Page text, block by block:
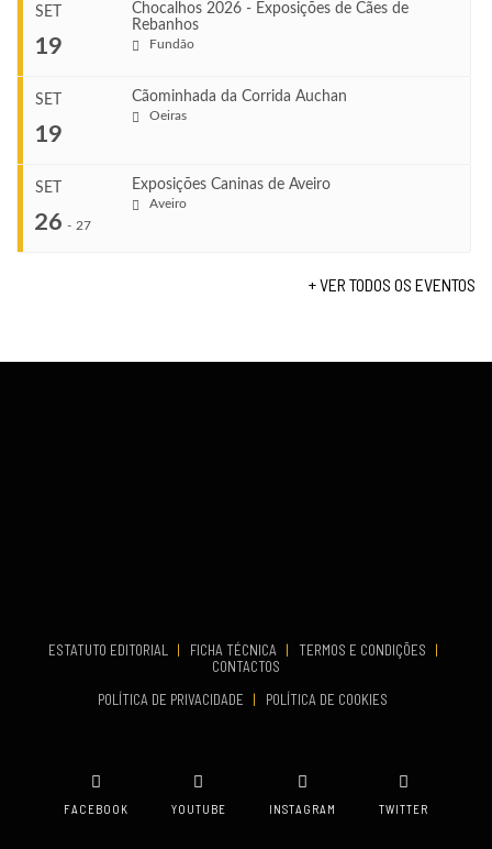
Ago 22, 2026
Ago 23, 2026
VENUE
Set 11, 2026
Set 12, 2026
VENUE
SET
19
Chocalhos 2026 - Exposições de Cães de
Rebanhos
Fundão
Set 19, 2026
SET
19
Cãominhada da Corrida Auchan
Oeiras
SET
26 - 27
Exposições Caninas de Aveiro
Aveiro
+ VER TODOS OS EVENTOS
ESTATUTO EDITORIAL | FICHA TÉCNICA | TERMOS E CONDIÇÕES
|
CONTACTOS
POLÍTICA DE PRIVACIDADE
| POLÍTICA DE COOKIES
FACEBOOK YOUTUBE INSTAGRAM TWITTER